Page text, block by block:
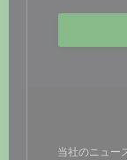
当社のニュー